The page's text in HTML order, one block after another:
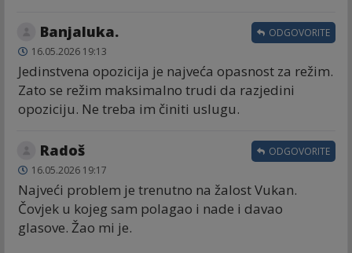
Banjaluka.
16.05.2026 19:13
Jedinstvena opozicija je najveća opasnost za režim.
Zato se režim maksimalno trudi da razjedini
opoziciju. Ne treba im činiti uslugu.
ODGOVORITE
Radoš
16.05.2026 19:17
Najveći problem je trenutno na žalost Vukan.
Čovjek u kojeg sam polagao i nade i davao
glasove. Žao mi je.
ODGOVORITE